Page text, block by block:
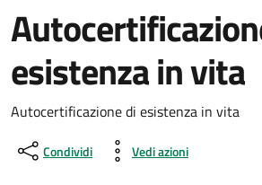
esistenza in vita
Dettagli del documento
Autocertificazione di esistenza in vita
Condividi Vedi azioni